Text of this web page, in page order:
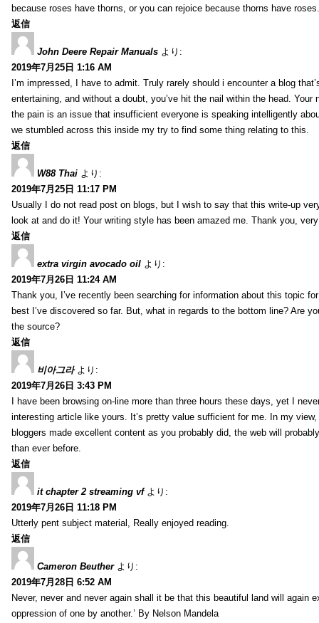
because roses have thorns, or you can rejoice because thorns have
返信
John Deere Repair Manuals より:
2019年7月25日 1:16 AM
I’m impressed, I have to admit. Truly rarely should i encounter a blog
entertaining, and without a doubt, you’ve hit the nail within the head. Your
the pain is an issue that insufficient everyone is speaking intelligently
we stumbled across this inside my try to find some thing relating to this.
返信
W88 Thai より:
2019年7月25日 11:17 PM
Usually I do not read post on blogs, but I wish to say that this write-up
look at and do it! Your writing style has been amazed me. Thank you,
返信
extra virgin avocado oil より:
2019年7月26日 11:24 AM
Thank you, I’ve recently been searching for information about this topic
best I’ve discovered so far. But, what in regards to the bottom line? Are
the source?
返信
비아그라 より:
2019年7月26日 3:43 PM
I have been browsing on-line more than three hours these days, yet I
interesting article like yours. It’s pretty value sufficient for me. In my
bloggers made excellent content as you probably did, the web will
than ever before.
返信
it chapter 2 streaming vf より:
2019年7月26日 11:18 PM
Utterly pent subject material, Really enjoyed reading.
返信
Cameron Beuther より:
2019年7月28日 6:52 AM
Never, never and never again shall it be that this beautiful land will again
oppression of one by another.’ By Nelson Mandela